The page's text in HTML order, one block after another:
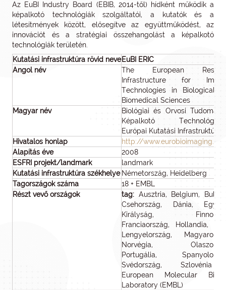
Az EuBI Industry Board (EBIB, 2014-től) hídként működik a
képalkotó technológiák szolgáltatói, a kutatók és a
létesítmények között, elősegítve az együttműködést, az
innovációt és a stratégiai összehangolást a képalkotó
technológiák területén.
Kutatási infrastruktúra rövid neveEuBI ERIC
Angol név
The European
Infrastructure for
Technologies in Biological
Biomedical Sciences
Magyar név
Biológiai és Orvosi
Képalkotó
Európai Kutatási
Hivatalos honlap
http://www.eurobioimaging.eu/
Alapítás éve
2008
ESFRI projekt/landmark
landmark
Kutatási infrastruktúra székhelye Németország, Heidelberg
Tagországok száma
18 + EMBL
Részt vevő országok
tag: Ausztria, Belgium,
Csehország, Dánia,
Királyság,
Franciaország, Hollandia,
Lengyelország,
Norvégia,
Portugália,
Svédország, Szlovénia
European Molecular
Laboratory (EMBL)